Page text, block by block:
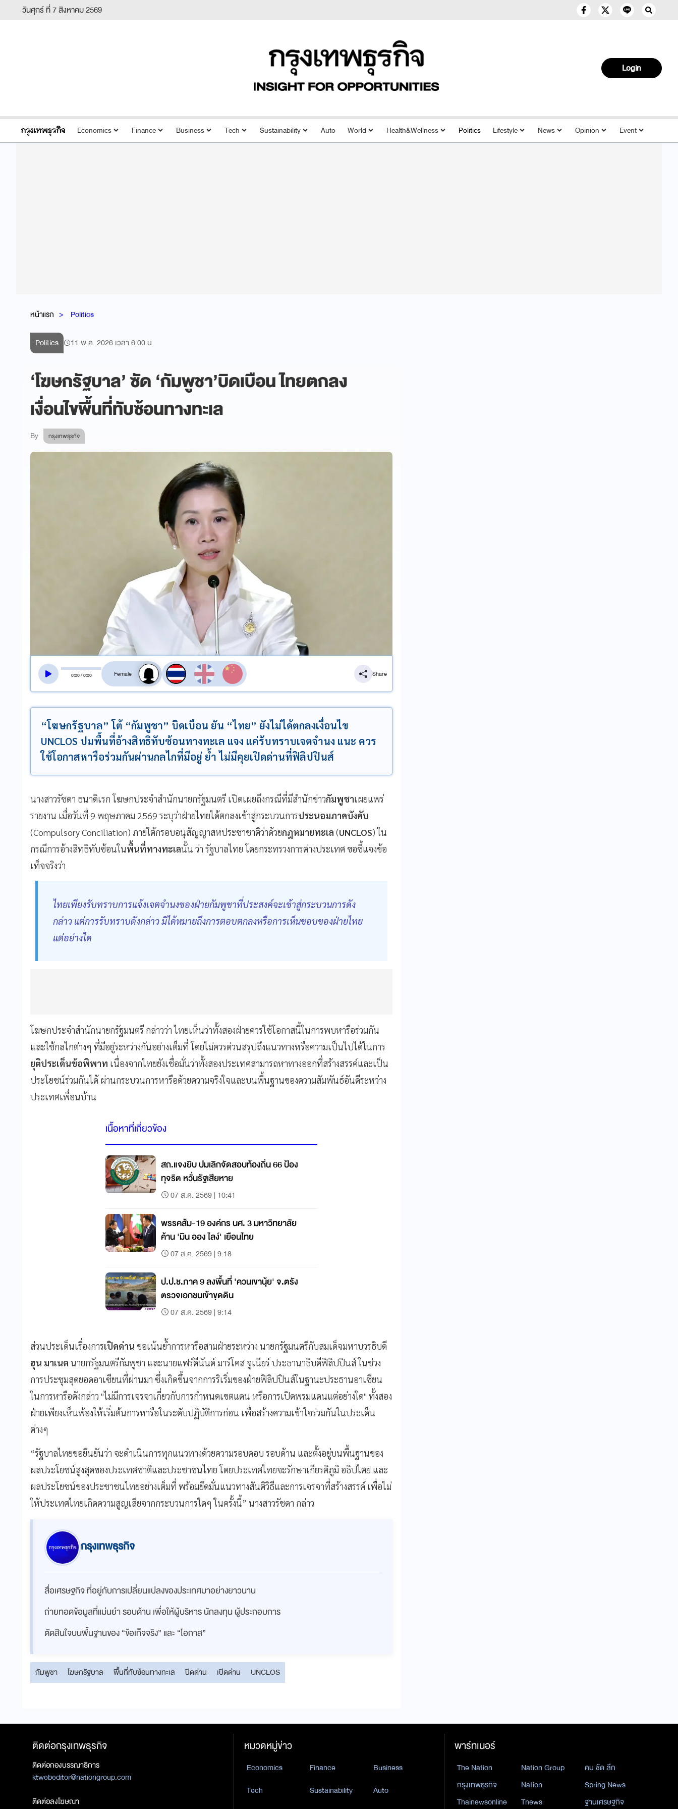
วันศุกร์ ที่ 7 สิงหาคม 2569
Login
Economics Finance Business Tech Sustainability Auto World Health&Wellness Politics Lifestyle News Opinion Event
หน้าแรก Politics
Politics 11 พ.ค. 2026 เวลา 6:00 น.
‘โฆษกรัฐบาล’ ซัด ‘กัมพูชา’บิดเบือน ไทยตกลง
เงื่อนไขพื้นที่ทับซ้อนทางทะเล
By กรุงเทพธุรกิจ
0:00/0:00
สลับเสียงอ่าน
Share
“โฆษกรัฐบาล” โต้ “กัมพูชา” บิดเบือน ยัน “ไทย” ยังไม่ได้ตกลงเงื่อนไข
UNCLOS ปมพื้นที่อ้างสิทธิทับซ้อนทางทะเล แจง แค่รับทราบเจตจำนง แนะ ควร
ใช้โอกาสหารือร่วมกันผ่านกลไกที่มีอยู่ ย้ำ ไม่มีคุยเปิดด่านที่ฟิลิปปินส์
นางสาวรัชดา ธนาดิเรก โฆษกประจำสำนักนายกรัฐมนตรี เปิดเผยถึงกรณีที่มีสำนักข่าวกัมพูชาเผยแพร่
รายงาน เมื่อวันที่ 9 พฤษภาคม 2569 ระบุว่าฝ่ายไทยได้ตกลงเข้าสู่กระบวนการประนอมภาคบังคับ
(Compulsory Conciliation) ภายใต้กรอบอนุสัญญาสหประชาชาติว่าด้วยกฎหมายทะเล (UNCLOS) ใน
กรณีการอ้างสิทธิทับซ้อนในพื้นที่ทางทะเลนั้น ว่า รัฐบาลไทย โดยกระทรวงการต่างประเทศ ขอชี้แจงข้อ
เท็จจริงว่า
ไทยเพียงรับทราบการแจ้งเจตจำนงของฝ่ายกัมพูชาที่ประสงค์จะเข้าสู่กระบวนการดัง
กล่าว แต่การรับทราบดังกล่าว มิได้หมายถึงการตอบตกลงหรือการเห็นชอบของฝ่ายไทย
แต่อย่างใด
โฆษกประจำสำนักนายกรัฐมนตรี กล่าวว่า ไทยเห็นว่าทั้งสองฝ่ายควรใช้โอกาสนี้ในการพบหารือร่วมกัน
และใช้กลไกต่างๆ ที่มีอยู่ระหว่างกันอย่างเต็มที่ โดยไม่ควรด่วนสรุปถึงแนวทางหรือความเป็นไปได้ในการ
ยุติประเด็นข้อพิพาท เนื่องจากไทยยังเชื่อมั่นว่าทั้งสองประเทศสามารถหาทางออกที่สร้างสรรค์และเป็น
ประโยชน์ร่วมกันได้ ผ่านกระบวนการหารือด้วยความจริงใจและบนพื้นฐานของความสัมพันธ์อันดีระหว่าง
ประเทศเพื่อนบ้าน
เนื้อหาที่เกี่ยวข้อง
สถ.แจงยิบ ปมเลิกจัดสอบท้องถิ่น 66 ป้อง
ทุจริต หวั่นรัฐเสียหาย
07 ส.ค. 2569 | 10:41
พรรคส้ม-19 องค์กร นศ. 3 มหาวิทยาลัย
ค้าน 'มิน ออง ไลง์' เยือนไทย
07 ส.ค. 2569 | 9:18
ป.ป.ช.ภาค 9 ลงพื้นที่ 'ควนเขานุ้ย' จ.ตรัง
ตรวจเอกชนเข้าขุดดิน
07 ส.ค. 2569 | 9:14
ส่วนประเด็นเรื่องการเปิดด่าน ขอเน้นย้ำการหารือสามฝ่ายระหว่าง นายกรัฐมนตรีกับสมเด็จมหาบวรธิบดี
ฮุน มาเนต นายกรัฐมนตรีกัมพูชา และนายแฟร์ดีนันด์ มาร์โคส จูเนียร์ ประธานาธิบดีฟิลิปปินส์ ในช่วง
การประชุมสุดยอดอาเซียนที่ผ่านมา ซึ่งเกิดขึ้นจากการริเริ่มของฝ่ายฟิลิปปินส์ในฐานะประธานอาเซียน
ในการหารือดังกล่าว "ไม่มีการเจรจาเกี่ยวกับการกำหนดเขตแดน หรือการเปิดพรมแดนแต่อย่างใด" ทั้งสอง
ฝ่ายเพียงเห็นพ้องให้เริ่มต้นการหารือในระดับปฏิบัติการก่อน เพื่อสร้างความเข้าใจร่วมกันในประเด็น
ต่างๆ
“รัฐบาลไทยขอยืนยันว่า จะดำเนินการทุกแนวทางด้วยความรอบคอบ รอบด้าน และตั้งอยู่บนพื้นฐานของ
ผลประโยชน์สูงสุดของประเทศชาติและประชาชนไทย โดยประเทศไทยจะรักษาเกียรติภูมิ อธิปไตย และ
ผลประโยชน์ของประชาชนไทยอย่างเต็มที่ พร้อมยึดมั่นแนวทางสันติวิธีและการเจรจาที่สร้างสรรค์ เพื่อไม่
ให้ประเทศไทยเกิดความสูญเสียจากกระบวนการใดๆ ในครั้งนี้” นางสาวรัชดา กล่าว
กรุงเทพธุรกิจ
สื่อเศรษฐกิจ ที่อยู่กับการเปลี่ยนแปลงของประเทศมาอย่างยาวนาน
ถ่ายทอดข้อมูลที่แม่นยำ รอบด้าน เพื่อให้ผู้บริหาร นักลงทุน ผู้ประกอบการ
ตัดสินใจบนพื้นฐานของ “ข้อเท็จจริง” และ “โอกาส”
กัมพูชา โฆษกรัฐบาล พื้นที่ทับซ้อนทางทะเล ปิดด่าน เปิดด่าน UNCLOS
ติดต่อกรุงเทพธุรกิจ
ติดต่อกองบรรณาธิการ
ktwebeditor@nationgroup.com
ติดต่อลงโฆษณา
หมวดหมู่ข่าว
Economics Finance
Business
Tech
Sustainability
Auto
พาร์ทเนอร์
The Nation Nation Group
คม ชัด ลึก
กรุงเทพธุรกิจ
Nation
Spring News
Thainewsonline
Tnews ฐานเศรษฐกิจ